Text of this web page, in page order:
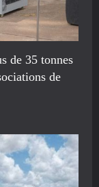
de 35 tonnes
de